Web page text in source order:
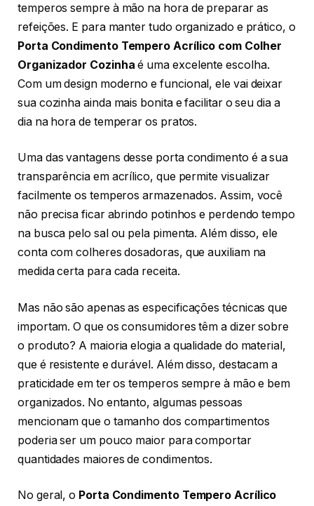
temperos sempre à mão na hora de preparar as
refeições. E para manter tudo organizado e prático, o
Porta Condimento Tempero Acrílico com Colher
Organizador Cozinha é uma excelente escolha.
Com um design moderno e funcional, ele vai deixar
sua cozinha ainda mais bonita e facilitar o seu dia a
dia na hora de temperar os pratos.
Uma das vantagens desse porta condimento é a sua
transparência em acrílico, que permite visualizar
facilmente os temperos armazenados. Assim, você
não precisa ficar abrindo potinhos e perdendo tempo
na busca pelo sal ou pela pimenta. Além disso, ele
conta com colheres dosadoras, que auxiliam na
medida certa para cada receita.
Mas não são apenas as especificações técnicas que
importam. O que os consumidores têm a dizer sobre
o produto? A maioria elogia a qualidade do material,
que é resistente e durável. Além disso, destacam a
praticidade em ter os temperos sempre à mão e bem
organizados. No entanto, algumas pessoas
mencionam que o tamanho dos compartimentos
poderia ser um pouco maior para comportar
quantidades maiores de condimentos.
No geral, o Porta Condimento Tempero Acrílico